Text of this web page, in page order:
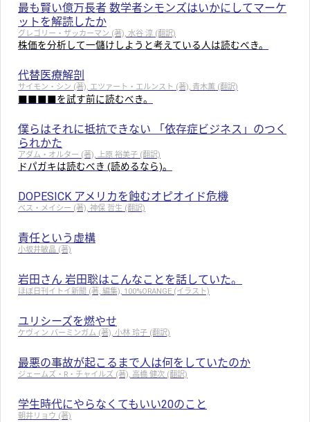
最も賢い億万長者 数学者シモンズはいかにしてマーケ
ットを解読したか
グレゴリー・ザッカーマン (著), 水谷 淳 (翻訳)
株価を分析して一儲けしようと考えている人は読むべき。
代替医療解剖
サイモン・シン (著), エツァート・エルンスト (著), 青木薫 (翻訳)
■■■■を試す前に読むべき。
僕らはそれに抵抗できない 「依存症ビジネス」のつく
られかた
アダム・オルター (著), 上原 裕美子 (翻訳)
ドパガキは読むべき (読めるなら)。
DOPESICK アメリカを蝕むオピオイド危機
ベス・メイシー (著), 神保 哲生 (翻訳)
責任という虚構
小坂井敏晶 (著)
岩田さん 岩田聡はこんなことを話していた。
ほぼ日刊イトイ新聞 (著, 編集), 100%ORANGE (イラスト)
ユリシーズを燃やせ
ケヴィン バーミンガム (著), 小林 玲子 (翻訳)
最悪の事故が起こるまで人は何をしていたのか
ジェームズ・R・チャイルズ (著), 高橋 健次 (翻訳)
学生時代にやらなくてもいい20のこと
朝井リョウ (著)